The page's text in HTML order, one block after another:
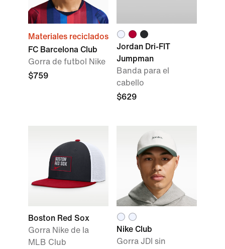
Materiales reciclados
FC Barcelona Club
Gorra de futbol Nike
$759
Jordan Dri-FIT
Jumpman
Banda para el
cabello
$629
Boston Red Sox
Gorra Nike de la
MLB Club
Nike Club
Gorra JDI sin